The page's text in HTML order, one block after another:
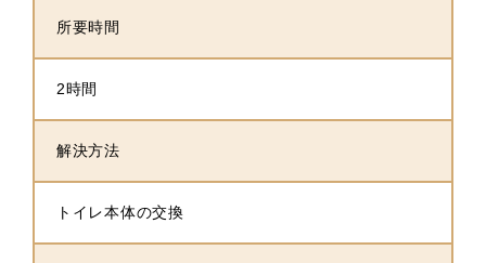
所要時間
2時間
解決方法
トイレ本体の交換